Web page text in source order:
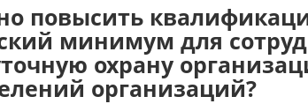
повысить
минимум для
охрану
организаций?